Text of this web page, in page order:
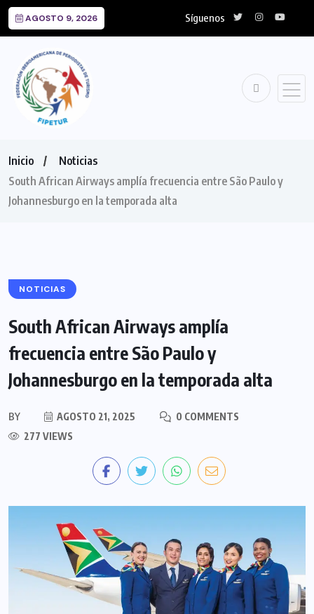
AGOSTO 9, 2026 Síguenos
Inicio
Noticias
South African Airways amplía frecuencia entre São Paulo y
Johannesburgo en la temporada alta
NOTICIAS
South African Airways amplía
frecuencia entre São Paulo y
Johannesburgo en la temporada alta
BY AGOSTO 21, 2025
0 COMMENTS
277 VIEWS